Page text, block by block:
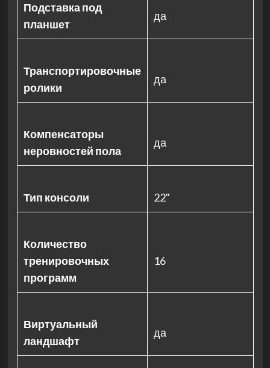
Подставка под
планшет
да
Транспортировочные
ролики
да
Компенсаторы
неровностей пола
да
Тип консоли 22"
Количество
тренировочных
программ
16
Виртуальный
ландшафт
да